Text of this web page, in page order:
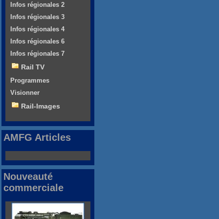
Infos régionales 2
Infos régionales 3
Infos régionales 4
Infos régionales 6
Infos régionales 7
Rail TV
Programmes
Visionner
Rail-Images
AMFG Articles
Nouveauté
commerciale